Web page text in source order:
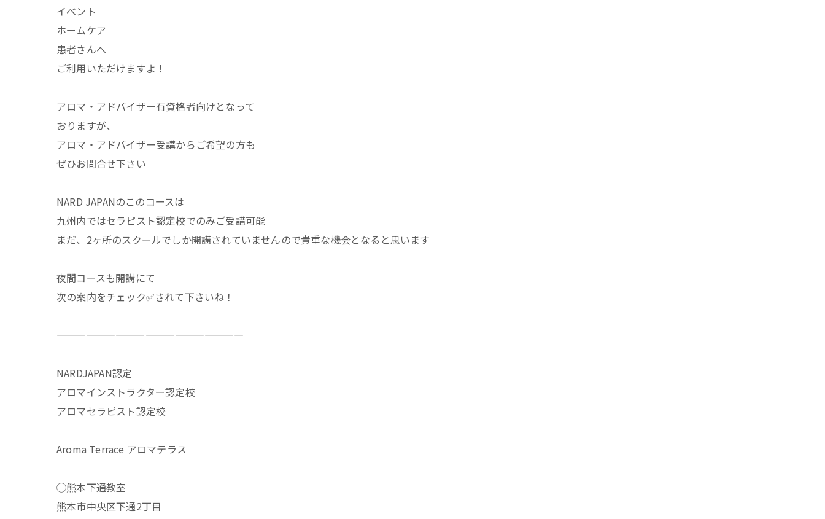
イベント
ホームケア
患者さんへ
ご利用いただけますよ！
アロマ・アドバイザー有資格者向けとなって
おりますが、
アロマ・アドバイザー受講からご希望の方も
ぜひお問合せ下さい
NARD JAPANのこのコースは
九州内ではセラピスト認定校でのみご受講可能
まだ、2ヶ所のスクールでしか開講されていませんので貴重な機会となると思います
夜間コースも開講にて
次の案内をチェック✅されて下さいね！
———————————————————
NARDJAPAN認定
アロマインストラクター認定校
アロマセラピスト認定校
Aroma Terrace アロマテラス
◯熊本下通教室
熊本市中央区下通2丁目